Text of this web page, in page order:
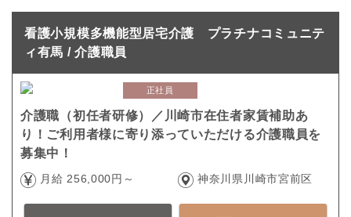
看護小規模多機能型居宅介護 プラチナコミュニテ
ィ有馬 / 介護職員
正社員
介護職（初任者研修）／川崎市在住者家賃補助あ
り！ご利用者様に寄り添っていただける介護職員を
募集中！
月給 256,000円～ 神奈川県川崎市宮前区